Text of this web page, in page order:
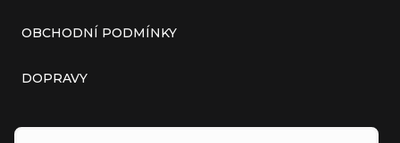
OBCHODNÍ PODMÍNKY
DOPRAVY